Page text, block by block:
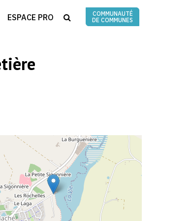
ESPACE PRO RECHERCHE
COMMUNAUTÉ
DE COMMUNES